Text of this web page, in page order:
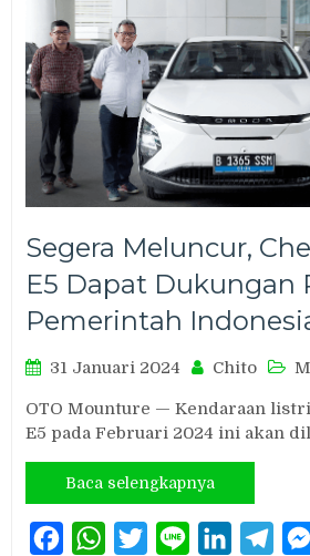
Segera Meluncur,
E5 Dapat Dukungan
Pemerintah
31 Januari 2024 Chito
OTO Mounture — Kendaraan
E5 pada Februari 2024 ini akan
Baca selengkapnya
FacebookWhatsAppTwitterLine LinkedIn